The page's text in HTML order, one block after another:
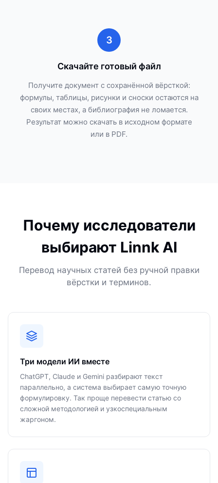
3
Скачайте готовый файл
Получите документ с сохранённой вёрсткой:
формулы, таблицы, рисунки и сноски остаются на
своих местах, а библиография не ломается.
Результат можно скачать в исходном формате
или в PDF.
Почему исследователи
выбирают Linnk AI
Перевод научных статей без ручной правки
вёрстки и терминов.
Три модели ИИ вместе
ChatGPT, Claude и Gemini разбирают текст
параллельно, а система выбирает самую точную
формулировку. Так проще перевести статью со
сложной методологией и узкоспециальным
жаргоном.